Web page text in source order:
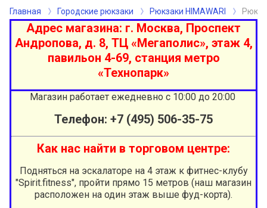
Главная Городские рюкзаки Рюкзаки HIMAWARI
Адрес магазина: г. Москва, Проспект
Андропова, д. 8, ТЦ «Мегаполис», этаж 4,
павильон 4-69, станция метро
«Технопарк»
Магазин работает ежедневно с 10:00 до 20:00
Телефон: +7 (495) 506-35-75
Как нас найти в торговом центре:
Подняться на эскалаторе на 4 этаж к фитнес-клубу
"Spirit.fitness", пройти прямо 15 метров (наш магазин
расположен на один этаж выше фуд-корта).